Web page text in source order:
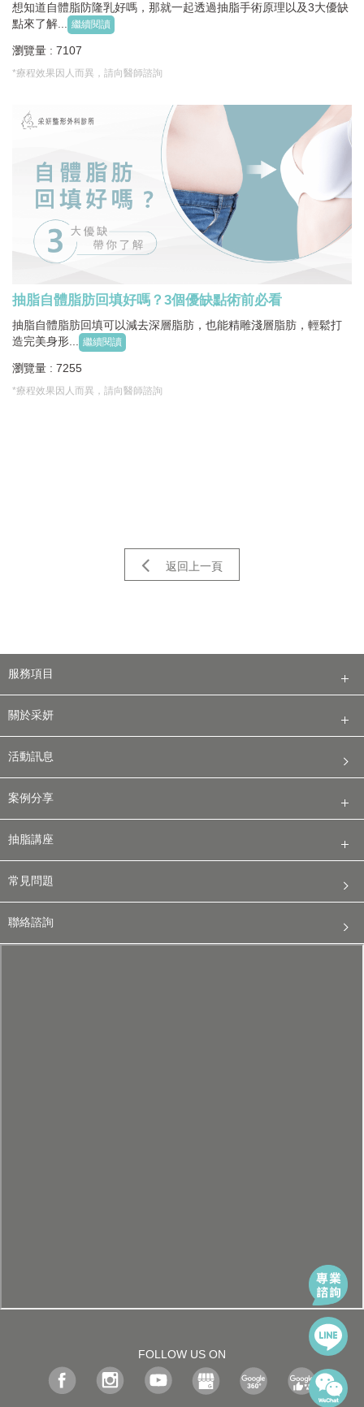
想知道自體脂防隆乳好嗎，那就一起透過抽脂手術原理以及3大優缺
點來了解... 繼續閱讀
瀏覽量 : 7107
*療程效果因人而異，請向醫師諮詢
抽脂自體脂肪回填好嗎？3個優缺點術前必看
抽脂自體脂肪回填可以減去深層脂肪，也能精雕淺層脂肪，輕鬆打
造完美身形...
繼續閱讀
瀏覽量 : 7255
*療程效果因人而異，請向醫師諮詢
返回上一頁
服務項目
關於采妍
活動訊息
案例分享
抽脂講座
常見問題
聯絡諮詢
FOLLOW US ON